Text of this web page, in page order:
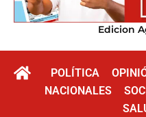
Edicion
POLÍTICA
NACIONALES